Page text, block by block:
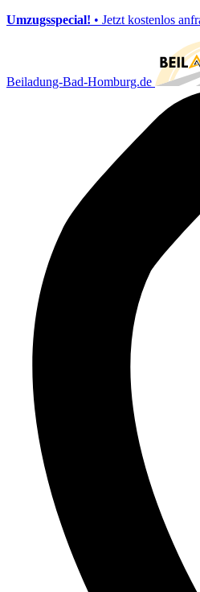
Umzugsspecial! • Jetzt kostenlos
Beiladung-Bad-Homburg.de